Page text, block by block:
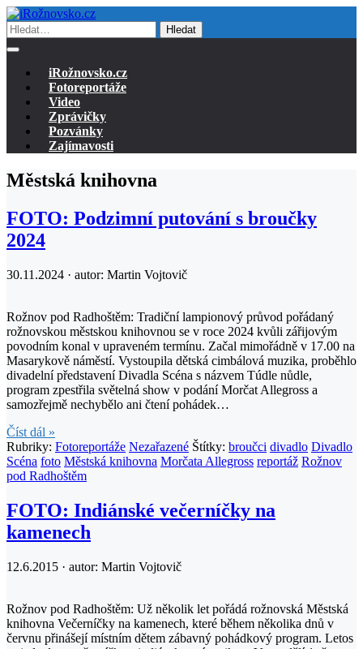
Hledat
iRožnovsko.cz
Fotoreportáže
Video
Zprávičky
Pozvánky
Zajímavosti
Městská knihovna
FOTO: Podzimní putování s broučky
2024
30.11.2024 · autor: Martin Vojtovič
Rožnov pod Radhoštěm: Tradiční lampionový průvod pořádaný
rožnovskou městskou knihovnou se v roce 2024 kvůli zářijovým
povodním konal v upraveném termínu. Začal mimořádně v 17.00 na
Masarykově náměstí. Vystoupila dětská cimbálová muzika, proběhlo
divadelní představení Divadla Scéna s názvem Túdle nůdle,
program zpestřila světelná show v podání Morčat Allegross a
samozřejmě nechybělo ani čtení pohádek…
Číst dál »
Rubriky: Fotoreportáže Nezařazené Štítky: broučci divadlo Divadlo
Scéna foto Městská knihovna Morčata Allegross reportáž Rožnov
pod Radhoštěm
FOTO: Indiánské večerníčky na
kamenech
12.6.2015 · autor: Martin Vojtovič
Rožnov pod Radhoštěm: Už několik let pořádá rožnovská Městská
knihovna Večerníčky na kamenech, které během několika dnů v
červnu přinášejí místním dětem zábavný pohádkový program. Letos